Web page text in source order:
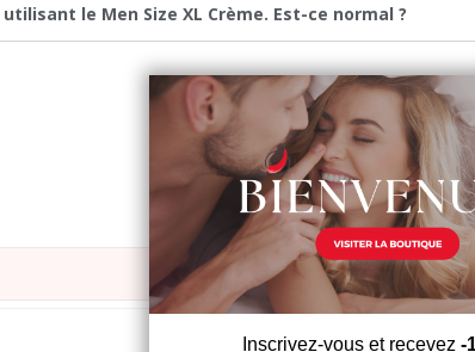
le Men Size XL Crème. Est-ce normal ?
MENBOOSTER MENBOOSTER GEL
✓